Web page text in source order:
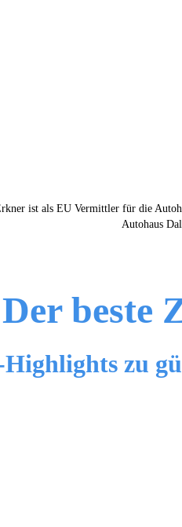
ist als EU Vermittler für die
Autohaus
Der beste
zu